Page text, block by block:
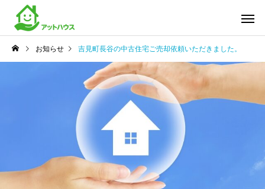
お知らせ 吉見町長谷の中古住宅ご売却依頼いただきました。